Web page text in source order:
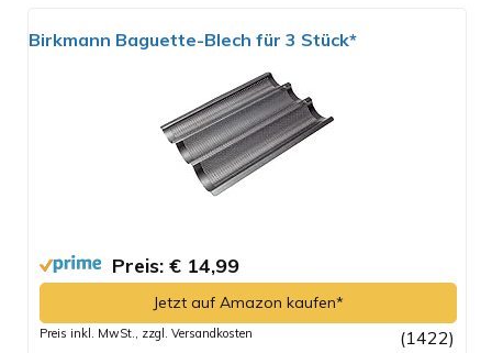
Birkmann Baguette-Blech für 3 Stück*
Preis: € 14,99
Jetzt auf Amazon kaufen*
Preis inkl. MwSt., zzgl. Versandkosten (1422)